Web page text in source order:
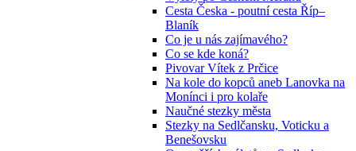
Cesta Česka - poutní cesta Říp–
Blaník
Co je u nás zajímavého?
Co se kde koná?
Pivovar Vítek z Prčice
Na kole do kopců aneb Lanovka na
Monínci i pro kolaře
Naučné stezky města
Stezky na Sedlčansku, Voticku a
Benešovsku